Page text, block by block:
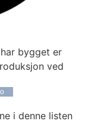
i denne listen